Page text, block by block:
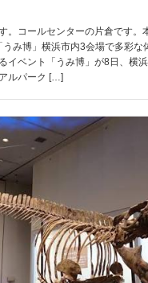
。コールセンターの片倉です。
うみ博」横浜市内3会場で多彩な
イベント「うみ博」が8日、横
ルパーク […]